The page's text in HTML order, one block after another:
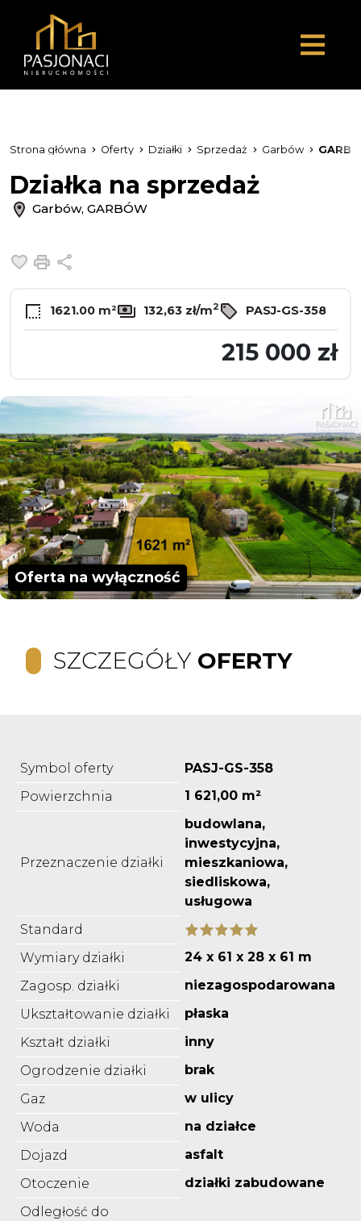
Strona główna Oferty Działki Sprzedaż Garbów
Działka na sprzedaż
Garbów, GARBÓW
Dodaj do ulubionych
Drukuj
1621.00 m² 132,63 zł/m2 PASJ-GS-358
215 000 zł
Oferta na wyłączność
SZCZEGÓŁY OFERTY
Symbol oferty
PASJ-GS-358
Powierzchnia
1 621,00 m²
Przeznaczenie działki
budowlana,
inwestycyjna,
mieszkaniowa,
siedliskowa,
usługowa
Standard
Wymiary działki
24 x 61 x 28 x 61 m
Zagosp. działki
niezagospodarowana
Ukształtowanie działki
płaska
Kształt działki
inny
Ogrodzenie działki
brak
Gaz
w ulicy
Woda
na działce
Dojazd
asfalt
Otoczenie
działki zabudowane
Odległość do